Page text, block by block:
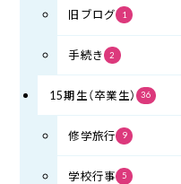
旧ブログ 1
手続き 2
15期生（卒業生） 36
修学旅行 9
学校行事 5